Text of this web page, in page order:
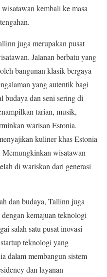
kembali ke masa
juga merupakan pusat
Jalanan berbatu yang
bangunan klasik bergaya
yang autentik bagi
budaya dan seni sering di
tarian, musik,
warisan Estonia.
kuliner khas Estonia
wisatawan
di wariskan dari generasi
dan budaya, Tallinn juga
kemajuan teknologi
salah satu pusat inovasi
teknologi yang
dalam membangun sistem
dan layanan